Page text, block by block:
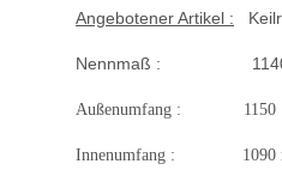
Angebotener Artikel :
Nennmaß : 1140
Außenumfang : 1150
Innenumfang : 1090